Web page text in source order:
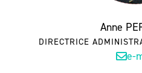
Anne
DIRECTRICE
e-